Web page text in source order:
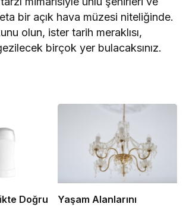
bir açık hava müzesi niteliğinde.
olun, ister tarih meraklısı,
birçok yer bulacaksınız.
Doğru
Yaşam Alanlarını